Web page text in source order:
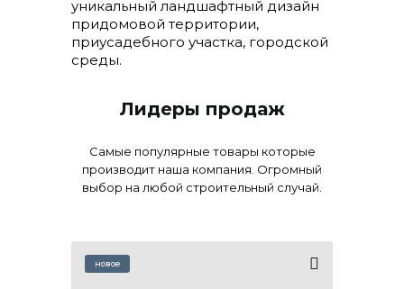
уникальный ландшафтный дизайн
придомовой территории,
приусадебного участка, городской
среды.
Лидеры продаж
Самые популярные товары которые
производит наша компания. Огромный
выбор на любой строительный случай.